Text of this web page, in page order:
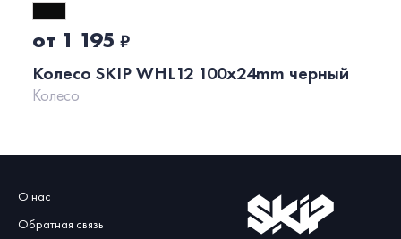
от 1 195 ₽
Колесо SKIP WHL12 100x24mm черный
Колесо
О нас
Обратная связь